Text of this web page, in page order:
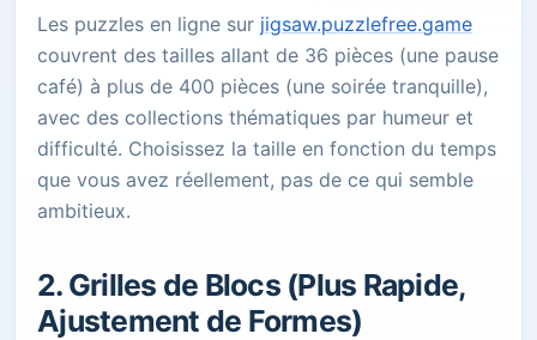
Les puzzles en ligne sur jigsaw.puzzlefree.game
couvrent des tailles allant de 36 pièces (une pause
café) à plus de 400 pièces (une soirée tranquille),
avec des collections thématiques par humeur et
difficulté. Choisissez la taille en fonction du temps
que vous avez réellement, pas de ce qui semble
ambitieux.
2. Grilles de Blocs (Plus Rapide,
Ajustement de Formes)